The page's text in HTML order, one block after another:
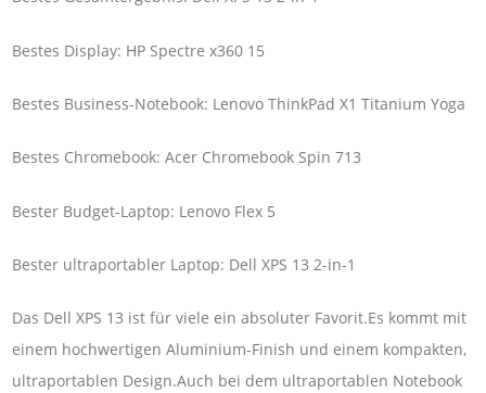
Bestes Display: HP Spectre x360 15
Bestes Business-Notebook: Lenovo ThinkPad X1 Titanium Yoga
Bestes Chromebook: Acer Chromebook Spin 713
Bester Budget-Laptop: Lenovo Flex 5
Bester ultraportabler Laptop: Dell XPS 13 2-in-1
Das Dell XPS 13 ist für viele ein absoluter Favorit.Es kommt mit
einem hochwertigen Aluminium-Finish und einem kompakten,
ultraportablen Design.Auch bei dem ultraportablen Notebook